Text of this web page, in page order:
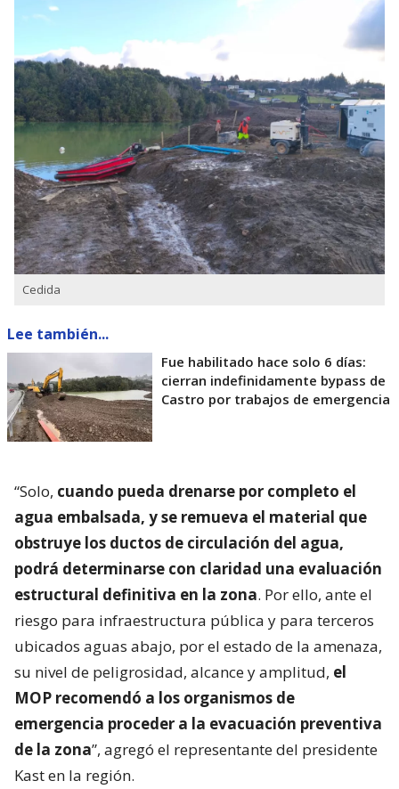
Cedida
Lee también...
Fue habilitado hace solo 6 días:
cierran indefinidamente bypass de
Castro por trabajos de emergencia
“Solo, cuando pueda drenarse por completo el
agua embalsada, y se remueva el material que
obstruye los ductos de circulación del agua,
podrá determinarse con claridad una evaluación
estructural definitiva en la zona. Por ello, ante el
riesgo para infraestructura pública y para terceros
ubicados aguas abajo, por el estado de la amenaza,
su nivel de peligrosidad, alcance y amplitud, el
MOP recomendó a los organismos de
emergencia proceder a la evacuación preventiva
de la zona”, agregó el representante del presidente
Kast en la región.